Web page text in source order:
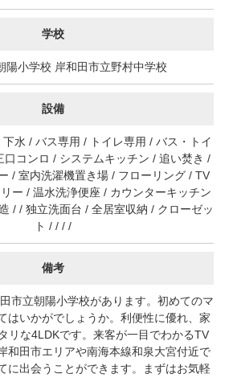
学校
陽小学校 岸和田市立野村中学校
設備
水 / バス専用 / トイレ専用 / バス・トイ
口コンロ / システムキッチン / 追い焚き /
/ 室内洗濯機置き場 / フローリング / TV
ー / 温水洗浄便座 / カウンターキッチン
/ / 独立洗面台 / 全居室収納 / クローゼッ
ト / / / /
備考
市立朝陽小学校があります。初めてのマ
はいかがでしょうか。利便性に優れ、家
リな4LDKです。来客が一目でわかるTV
和田市エリアや南海本線和泉大宮付近で
に出会うことができます。まずはお気軽